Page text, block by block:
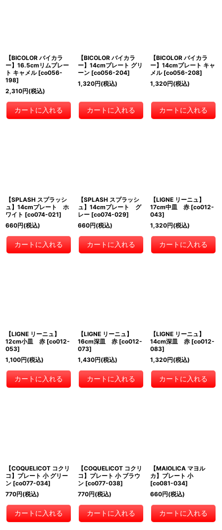
【BICOLOR バイカラ
ー】16.5cmリムプレー
ト キャメル [co056-
198]
2,310円(税込)
カートに入れる
【BICOLOR バイカラ
ー】14cmプレート グリ
ーン [co056-204]
1,320円(税込)
カートに入れる
【BICOLOR バイカラ
ー】14cmプレート キャ
メル [co056-208]
1,320円(税込)
カートに入れる
【SPLASH スプラッシ
ュ】14cmプレート ホ
ワイト [co074-021]
660円(税込)
カートに入れる
【SPLASH スプラッシ
ュ】14cmプレート グ
レー [co074-029]
660円(税込)
カートに入れる
【LIGNE リーニュ】
17cm中皿 赤 [co012-
043]
1,320円(税込)
カートに入れる
【LIGNE リーニュ】
12cm小皿 赤 [co012-
053]
1,100円(税込)
カートに入れる
【LIGNE リーニュ】
16cm深皿 赤 [co012-
073]
1,430円(税込)
カートに入れる
【LIGNE リーニュ】
14cm深皿 赤 [co012-
083]
1,320円(税込)
カートに入れる
【COQUELICOT コクリ
コ】プレート 小 グリー
ン [co077-034]
770円(税込)
カートに入れる
【COQUELICOT コクリ
コ】プレート 小 ブラウ
ン [co077-038]
770円(税込)
カートに入れる
【MAIOLICA マヨル
カ】プレート 小
[co081-034]
660円(税込)
カートに入れる